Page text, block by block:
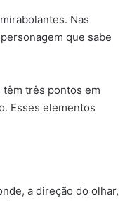
Nas
que sabe
três pontos em
Esses elementos
a direção do olhar,